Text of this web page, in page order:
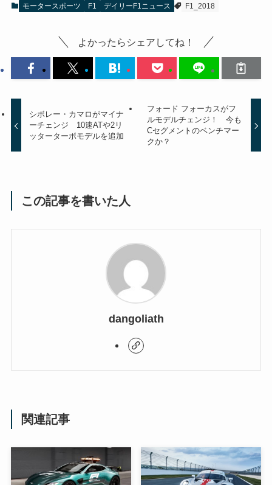
モータースポーツ F1 デイリーF1ニュース F1_2018
よかったらシェアしてね！
シボレー・カマロがマイナ
ーチェンジ 10速ATや2リ
ッターターボモデルを追加
フォード フォーカスがフ
ルモデルチェンジ！ 今も
Cセグメントのベンチマー
クか？
この記事を書いた人
dangoliath
関連記事